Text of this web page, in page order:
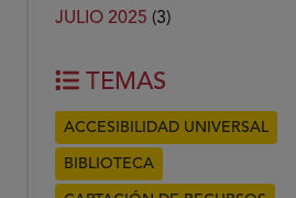
JULIO 2025 (3)
TEMAS
ACCESIBILIDAD UNIVERSAL
BIBLIOTECA